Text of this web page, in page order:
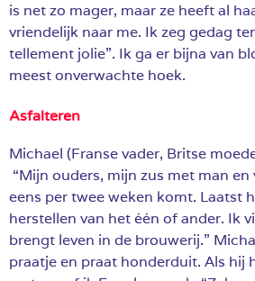
is net zo mager, maar ze heeft al
vriendelijk naar me. Ik zeg gedag
tellement jolie”. Ik ga er bijna van
meest onverwachte hoek.
Asfalteren
Michael (Franse vader, Britse
“Mijn ouders, mijn zus met man
eens per twee weken komt. Laatst
herstellen van het één of ander. Ik
brengt leven in de brouwerij.”
praatje en praat honderduit. Als hij